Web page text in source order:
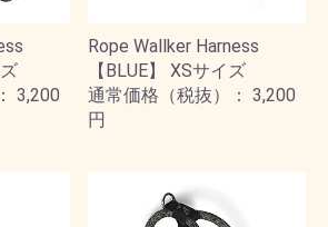
3,200
Rope Wallker Harness
【BLUE】 XSサイズ
通常価格（税抜）： 3,200
円